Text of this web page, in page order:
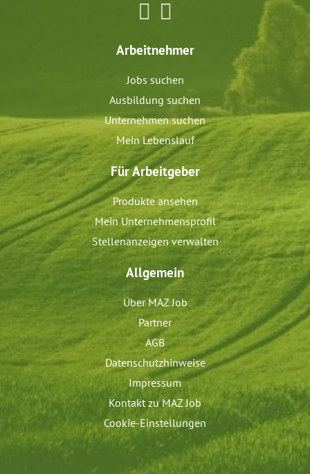
Arbeitnehmer
Jobs suchen
Ausbildung suchen
Unternehmen suchen
Mein Lebenslauf
Für Arbeitgeber
Produkte ansehen
Mein Unternehmensprofil
Stellenanzeigen verwalten
Allgemein
Über MAZ Job
Partner
AGB
Datenschutzhinweise
Impressum
Kontakt zu MAZ Job
Cookie-Einstellungen